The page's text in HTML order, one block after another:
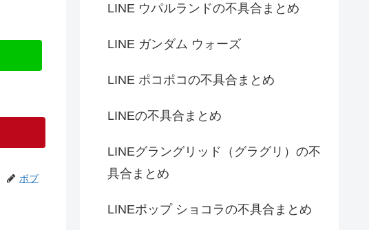
ボブ
LINE ウパルランドの不具合まとめ
LINE ガンダム ウォーズ
LINE ポコポコの不具合まとめ
LINEの不具合まとめ
LINEグラングリッド（グラグリ）の不
具合まとめ
LINEポップ ショコラの不具合まとめ